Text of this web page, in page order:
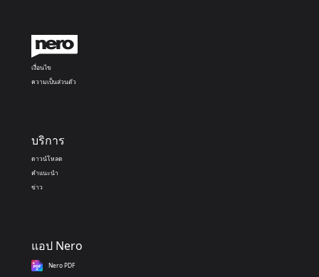
เงื่อนไข
ความเป็นส่วนตัว
บริการ
ดาวน์โหลด
คำแนะนำ
ข่าว
แอป Nero
Nero PDF